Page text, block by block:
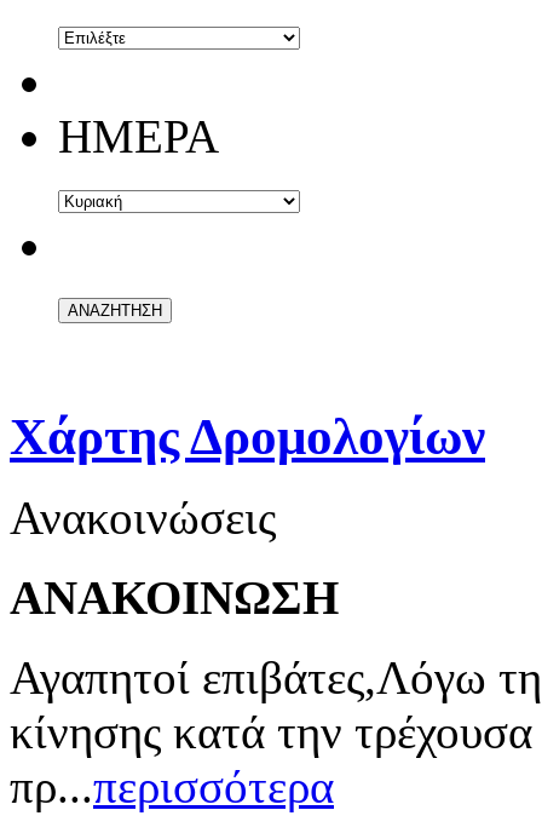
ΗΜΕΡΑ
Χάρτης Δρομολογίων
Ανακοινώσεις
ΑΝΑΚΟΙΝΩΣΗ
Αγαπητοί επιβάτες,Λόγω
κίνησης κατά την
πρ...περισσότερα